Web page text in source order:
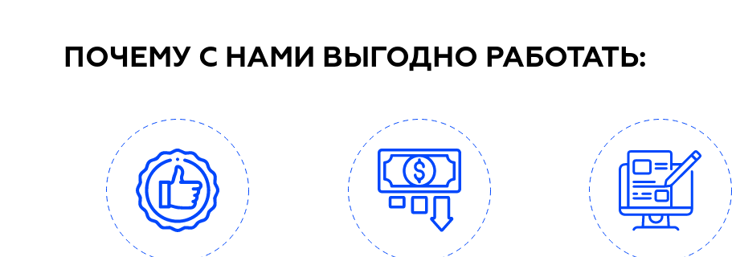
ПОЧЕМУ С НАМИ ВЫГОДНО РАБОТАТЬ: